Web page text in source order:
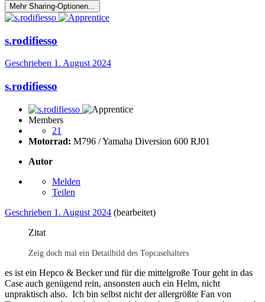
Mehr Sharing-Optionen...
s.rodifiesso
Geschrieben 1. August 2024
s.rodifiesso
Members
21
Motorrad: M796 / Yamaha Diversion 600 RJ01
Autor
Melden
Teilen
Geschrieben 1. August 2024 (bearbeitet)
Zitat
Zeig doch mal ein Detailbild des Topcasehalters
es ist ein Hepco & Becker und für die mittelgroße Tour geht in das
Case auch genügend rein, ansonsten auch ein Helm, nicht
unpraktisch also. Ich bin selbst nicht der allergrößte Fan von